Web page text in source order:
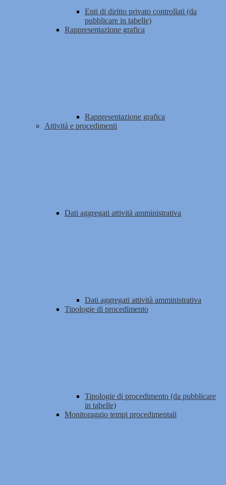
Enti di diritto privato controllati (da
pubblicare in tabelle)
Rappresentazione grafica
Rappresentazione grafica
Attività e procedimenti
Dati aggregati attività amministrativa
Dati aggregati attività amministrativa
Tipologie di procedimento
Tipologie di procedimento (da pubblicare
in tabelle)
Monitoraggio tempi procedimentali